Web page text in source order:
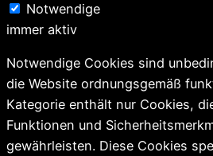
Notwendige
immer aktiv
Notwendige Cookies sind
die Website ordnungsgemäß
Kategorie enthält nur Cookies,
Funktionen und
gewährleisten. Diese Cookies